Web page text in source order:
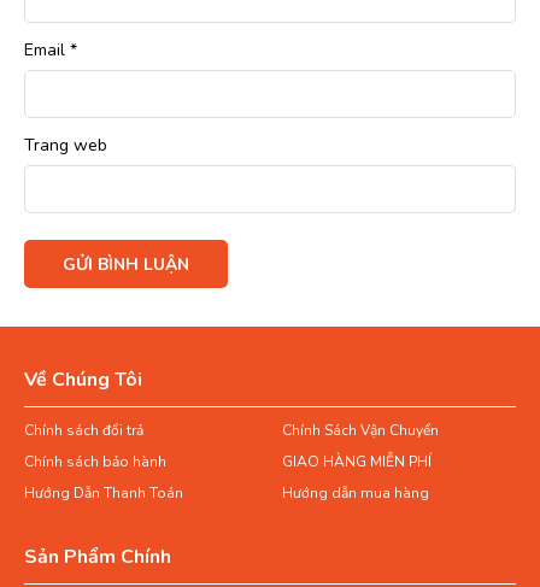
Email *
Trang web
Về Chúng Tôi
Chính sách đổi trả
Chính Sách Vận Chuyển
Chính sách bảo hành
GIAO HÀNG MIỄN PHÍ
Hướng Dẫn Thanh Toán
Hướng dẫn mua hàng
Sản Phẩm Chính